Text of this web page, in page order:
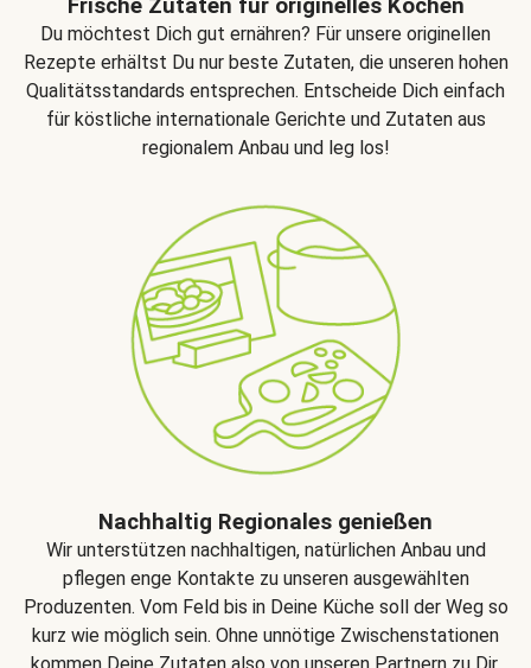
Frische Zutaten für originelles Kochen
Du möchtest Dich gut ernähren? Für unsere originellen
Rezepte erhältst Du nur beste Zutaten, die unseren hohen
Qualitätsstandards entsprechen. Entscheide Dich einfach
für köstliche internationale Gerichte und Zutaten aus
regionalem Anbau und leg los!
Nachhaltig Regionales genießen
Wir unterstützen nachhaltigen, natürlichen Anbau und
pflegen enge Kontakte zu unseren ausgewählten
Produzenten. Vom Feld bis in Deine Küche soll der Weg so
kurz wie möglich sein. Ohne unnötige Zwischenstationen